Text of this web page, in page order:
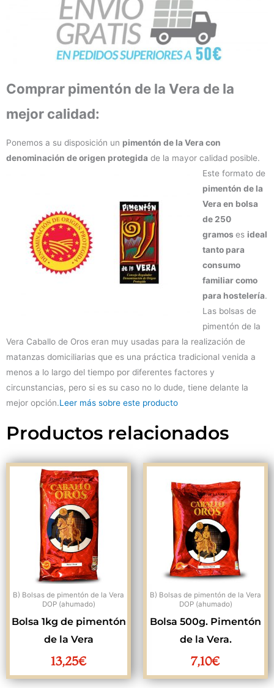
Comprar pimentón de la Vera de la
mejor calidad:
Ponemos a su disposición un pimentón de la Vera con
denominación de origen protegida de la mayor calidad posible.
Este formato de
pimentón de la
Vera en bolsa
de 250
gramos es ideal
tanto para
consumo
familiar como
para hostelería.
Las bolsas de
pimentón de la
Vera Caballo de Oros eran muy usadas para la realización de
matanzas domiciliarias que es una práctica tradicional venida a
menos a lo largo del tiempo por diferentes factores y
circunstancias, pero si es su caso no lo dude, tiene delante la
mejor opción.Leer más sobre este producto
Productos relacionados
B) Bolsas de pimentón de la Vera
DOP (ahumado)
Bolsa 1kg de pimentón
de la Vera
13,25€
B) Bolsas de pimentón de la Vera
DOP (ahumado)
Bolsa 500g. Pimentón
de la Vera.
7,10€